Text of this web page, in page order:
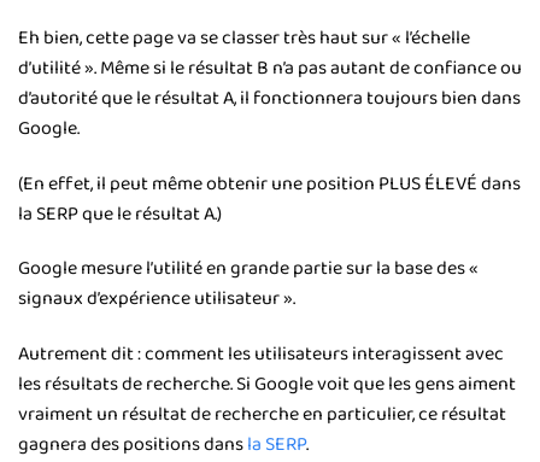
Eh bien, cette page va se classer très haut sur « l’échelle
d’utilité ». Même si le résultat B n’a pas autant de confiance ou
d’autorité que le résultat A, il fonctionnera toujours bien dans
Google.
(En effet, il peut même obtenir une position PLUS ÉLEVÉ dans
la SERP que le résultat A.)
Google mesure l’utilité en grande partie sur la base des «
signaux d’expérience utilisateur ».
Autrement dit : comment les utilisateurs interagissent avec
les résultats de recherche. Si Google voit que les gens aiment
vraiment un résultat de recherche en particulier, ce résultat
gagnera des positions dansla SERP.